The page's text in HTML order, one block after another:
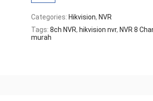
Categories: Hikvision, NVR
Tags: 8ch NVR, hikvision nvr, NVR 8
murah